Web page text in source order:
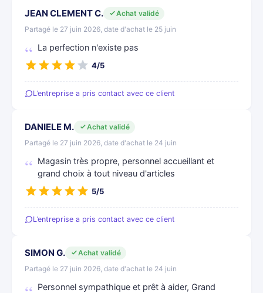
JEAN CLEMENT C.
Achat validé
Partagé le 27 juin 2026, date d'achat le 25 juin
La perfection n'existe pas
4/5
L’entreprise a pris contact avec ce client
DANIELE M.
Achat validé
Partagé le 27 juin 2026, date d'achat le 24 juin
Magasin très propre, personnel accueillant et
grand choix à tout niveau d'articles
5/5
L’entreprise a pris contact avec ce client
SIMON G.
Achat validé
Partagé le 27 juin 2026, date d'achat le 24 juin
Personnel sympathique et prêt à aider, Grand